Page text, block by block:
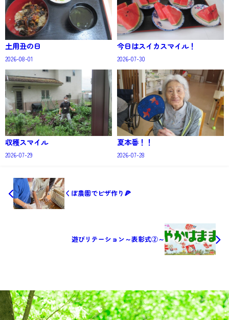
土用丑の日
2026-08-01
今日はスイカスマイル！
2026-07-30
収穫スマイル
2026-07-29
夏本番！！
2026-07-28
くぼ農園でピザ作り🍕
遊びリテーション～表彰式②～